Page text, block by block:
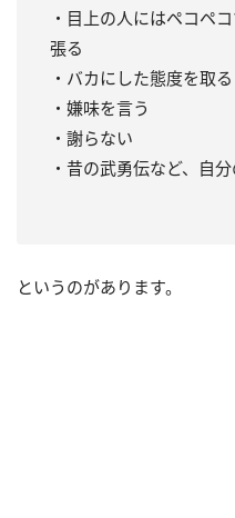
・目上の人にはペコペ
張る
・バカにした態度を取る
・嫌味を言う
・謝らない
・昔の武勇伝など、自
というのがあります。